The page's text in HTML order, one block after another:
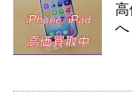
高
へ